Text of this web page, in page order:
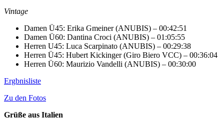
Vintage
Damen Ü45: Erika Gmeiner (ANUBIS) – 00:42:51
Damen Ü60: Dantina Croci (ANUBIS) – 01:05:55
Herren U45: Luca Scarpinato (ANUBIS) – 00:29:38
Herren Ü45: Hubert Kickinger (Giro Biero VCC) – 00:36:04
Herren Ü60: Maurizio Vandelli (ANUBIS) – 00:30:00
Ergbnisliste
Zu den Fotos
Grüße aus Italien